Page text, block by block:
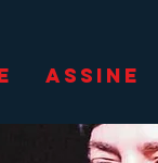
ASSINE